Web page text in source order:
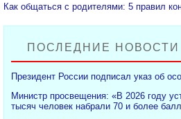
Как общаться с родителями: 5 правил
ПОСЛЕДНИЕ
Президент России подписал указ об
Министр просвещения: «В 2026 году
тысяч человек набрали 70 и более